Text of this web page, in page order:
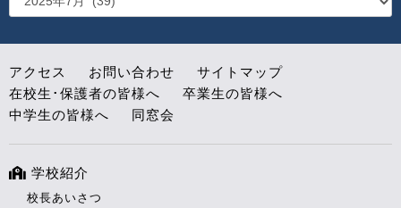
アクセス お問い合わせ
サイトマップ
在校生･保護者の皆様へ
卒業生の皆様へ
中学生の皆様へ
同窓会
学校紹介
校長あいさつ